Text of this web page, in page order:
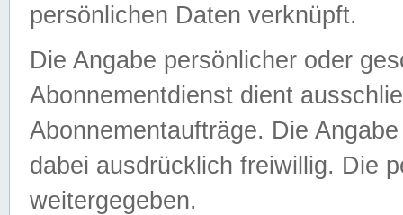
persönlichen Daten verknüpft.
Die Angabe persönlicher oder
Abonnementdienst dient
Abonnementaufträge. Die
dabei ausdrücklich freiwillig. Die
weitergegeben.